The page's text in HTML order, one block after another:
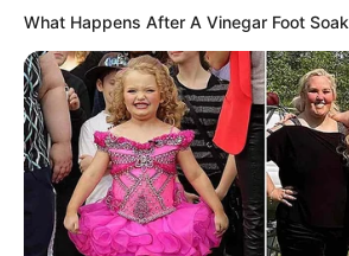
What Happens After A Vinegar Foot Soak